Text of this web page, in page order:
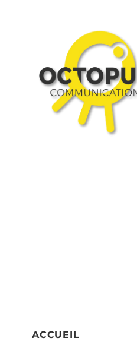
ACCUEIL